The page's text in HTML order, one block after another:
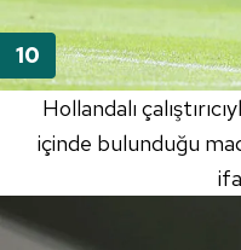
Hollandalı
içinde bulunduğu